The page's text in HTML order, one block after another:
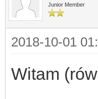
Junior Member
2018-10-01
Witam